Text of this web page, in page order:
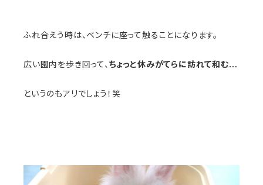
ふれ合えう時は、ベンチに座って触ることになります。
広い園内を歩き回って、ちょっと休みがてらに訪れて和む…
というのもアリでしょう！笑